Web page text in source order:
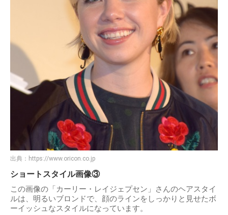
出典： https://www.oricon.co.jp
ショートスタイル画像③
この画像の「カーリー・レイジェプセン」さんのヘアスタイ
ルは、明るいブロンドで、顔のラインをしっかりと見せたボ
ーイッシュなスタイルになっています。